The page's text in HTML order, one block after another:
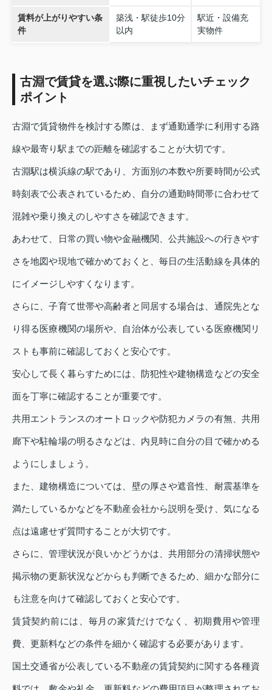
賃料が上がりやすい条
件
築浅・駅徒歩10分
以内
駅近・設備充
実物件
古淵で賃貸を選ぶ際に重視したいチェック
ポイント
古淵で賃貸物件を検討する際は、まず通勤通学に利用する路
線や最寄り駅までの距離を確認することが大切です。
古淵駅は横浜線の駅であり、方面別の本数や所要時間が公式
時刻表で公表されているため、自分の通勤時間帯に合わせて
混雑や乗り換えのしやすさを確認できます。
あわせて、日常の買い物や金融機関、公共施設への行きやす
さを地図や現地で確かめておくと、毎日の生活動線を具体的
にイメージしやすくなります。
さらに、子育て世帯や高齢者と同居する場合は、通院先とな
り得る医療機関の場所や、自治体が公表している医療機関リ
ストも事前に確認しておくと安心です。
安心して長く暮らすためには、防犯性や建物構造などの安全
面を丁寧に確認することが重要です。
共用エントランスのオートロックや防犯カメラの有無、共用
廊下や駐輪場の明るさなどは、内見時に自分の目で確かめる
ようにしましょう。
また、建物構造については、壁の厚さや遮音性、耐震基準を
満たしているかなどを不動産会社から説明を受け、気になる
点は遠慮せず質問することが大切です。
さらに、管理状況が良いかどうかは、共用部分の清掃状態や
掲示物の更新状況などからも判断できるため、細かな部分に
も注意を向けて確認しておくと安心です。
賃貸契約前には、毎月の家賃だけでなく、初期費用や管理
費、更新料などの条件を細かく確認する必要があります。
国土交通省が公表している不動産の賃貸契約に関する各種資